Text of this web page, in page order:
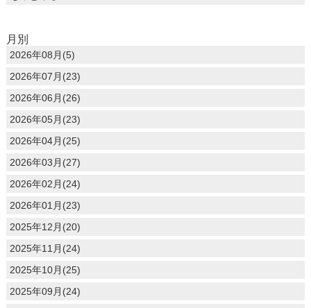
月別
2026年08月(5)
2026年07月(23)
2026年06月(26)
2026年05月(23)
2026年04月(25)
2026年03月(27)
2026年02月(24)
2026年01月(23)
2025年12月(20)
2025年11月(24)
2025年10月(25)
2025年09月(24)